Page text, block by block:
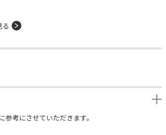
る
考にさせていただきます。